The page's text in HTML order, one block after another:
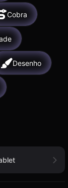
Cobra
Desenho